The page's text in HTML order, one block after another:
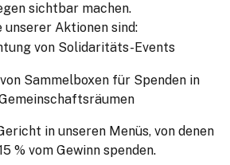
sichtbar machen.
unserer Aktionen sind:
von Solidaritäts-Events
Sammelboxen für Spenden in
in unseren Menüs, von denen
% vom Gewinn spenden.